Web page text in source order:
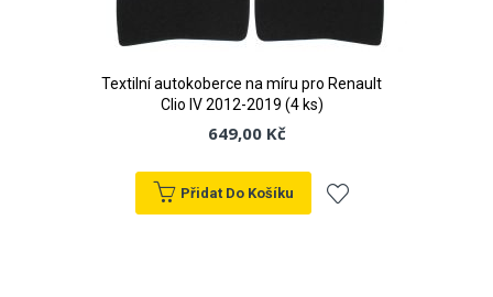
Textilní autokoberce na míru pro Renault
Clio IV 2012-2019 (4 ks)
649,00 Kč
Přidat Do Košíku